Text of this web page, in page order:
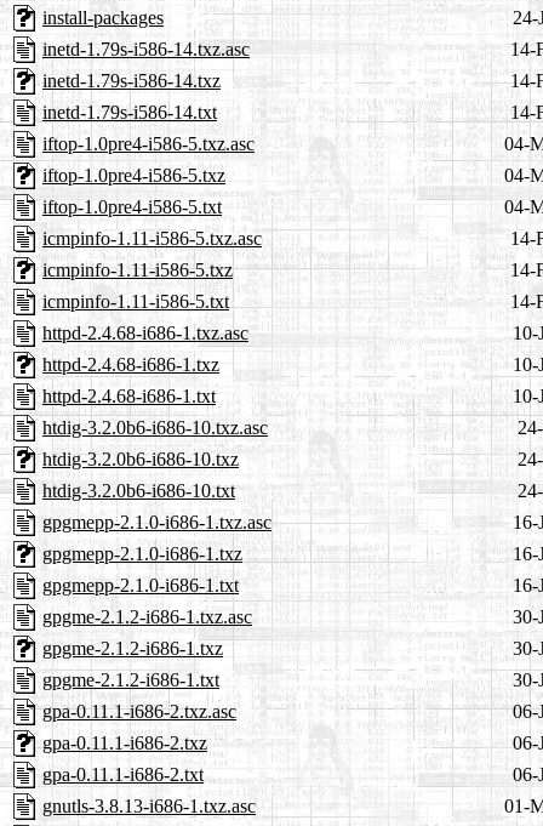
install-packages
24-
inetd-1.79s-i586-14.txz.asc
14-
inetd-1.79s-i586-14.txz
14-
inetd-1.79s-i586-14.txt
14-
iftop-1.0pre4-i586-5.txz.asc
04-
iftop-1.0pre4-i586-5.txz
04-
iftop-1.0pre4-i586-5.txt
04-
icmpinfo-1.11-i586-5.txz.asc
14-
icmpinfo-1.11-i586-5.txz
14-
icmpinfo-1.11-i586-5.txt
14-
httpd-2.4.68-i686-1.txz.asc
10-
httpd-2.4.68-i686-1.txz
10-
httpd-2.4.68-i686-1.txt
10-
htdig-3.2.0b6-i686-10.txz.asc
htdig-3.2.0b6-i686-10.txz
htdig-3.2.0b6-i686-10.txt
gpgmepp-2.1.0-i686-1.txz.asc
16-
gpgmepp-2.1.0-i686-1.txz
16-
gpgmepp-2.1.0-i686-1.txt
16-
gpgme-2.1.2-i686-1.txz.asc
30-
gpgme-2.1.2-i686-1.txz
30-
gpgme-2.1.2-i686-1.txt
30-
gpa-0.11.1-i686-2.txz.asc
06-
gpa-0.11.1-i686-2.txz
06-
gpa-0.11.1-i686-2.txt
06-
gnutls-3.8.13-i686-1.txz.asc
01-